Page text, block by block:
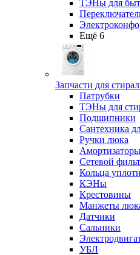
ТЭНы для
Ещё 6
Запчасти для
Патрубки
ТЭНы для
Подшипники
Сантехника
Ручки люка
Амортизаторы
Сетевой
Кольца
КЭНы
Крестовины
Манжеты
Датчики
Сальники
УБЛ